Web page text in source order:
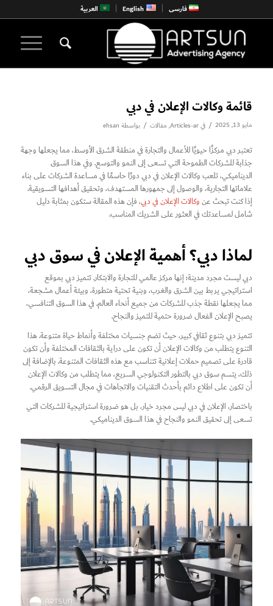
فارسی English العربية
قائمة وكالات الإعلان في دبي
مايو 13, 2025 / فيArticles-ar
, مقالات / بواسطة ehsan
تعتبر دبي مركزًا حيويًا للأعمال والتجارة في منطقة الشرق الأوسط، مما يجعلها وجهة
جذابة للشركات الطموحة التي تسعى إلى النمو والتوسع. وفي هذا السوق
الديناميكي، تلعب وكالات الإعلان في دبي دورًا حاسمًا في مساعدة الشركات على بناء
علاماتها التجارية، والوصول إلى جمهورها المستهدف، وتحقيق أهدافها التسويقية.
إذا كنت تبحث عنوكالات الإعلان في دبي، فإن هذه المقالة ستكون بمثابة دليل
شامل لمساعدتك في العثور على الشريك المناسب.
لماذا دبي؟ أهمية الإعلان في سوق دبي
دبي ليست مجرد مدينة؛ إنها مركز عالمي للتجارة والابتكار. تتميز دبي بموقع
استراتيجي يربط بين الشرق والغرب، وبنية تحتية متطورة، وبيئة أعمال مشجعة،
مما يجعلها نقطة جذب للشركات من جميع أنحاء العالم. في هذا السوق التنافسي،
يصبح الإعلان الفعال ضرورة حتمية للتميز والنجاح.
تتميز دبي بتنوع ثقافي كبير، حيث تضم جنسيات مختلفة وأنماط حياة متنوعة. هذا
التنوع يتطلب من وكالات الإعلان أن تكون على دراية بالثقافات المختلفة وأن تكون
قادرة على تصميم حملات إعلانية تتناسب مع هذه الثقافات المتنوعة. بالإضافة إلى
ذلك، يتسم سوق دبي بالتطور التكنولوجي السريع، مما يتطلب من وكالات الإعلان
أن تكون على اطلاع دائم بأحدث التقنيات والاتجاهات في مجال التسويق الرقمي.
باختصار، الإعلان في دبي ليس مجرد خيار، بل هو ضرورة استراتيجية للشركات التي
تسعى إلى تحقيق النمو والنجاح في هذا السوق الديناميكي.